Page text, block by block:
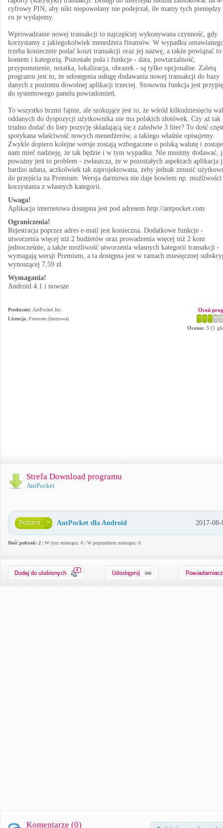
cyfrowy PIN, aby nikt niepowołany nie podejrzał, ile mamy tych pieniędzy
co je wydajemy.
Wprowadzanie nowej transakcji to najczęściej wykonywana czynność, gdy
korzystamy z jakiegokolwiek menedżera finansów. W wypadku
trzeba koniecznie podać koszt transakcji oraz jej nazwę, a także powiązać to
kontem i kategorią. Pozostałe pola i funkcje - data, powtarzalność,
przypomnienie, notatka, lokalizacja, obrazek - są tylko opcjonalne. Zaletą
programu jest to, że udostępnia usługę dodawania nowej transakcji do bazy
danych z poziomu dowolnej aplikacji trzeciej. Stosowna funkcja jest
do systemowego panelu powiadomień.
To wszystko brzmi fajnie, ale szokujące jest to, że wśród kilkudziesięciu
oddanych do dyspozycji użytkownika nie ma polskich złotówek. Czy aż tak
trudno dodać do listy pozycję składającą się z zaledwie 3 liter? To dość
spotykana właściwość nowych menedżerów, a takiego właśnie opisujemy.
Zwykle dopiero kolejne wersje zostają wzbogacone o polską walutę i zostaje
nam mieć nadzieję, że tak będzie i w tym wypadku. Nie musimy dodawać,
poważny jest to problem - zwłaszcza, że w pozostałych aspektach aplikacja
bardzo udana, aczkolwiek tak zaprojektowana, żeby jednak zmusić
do przejścia na Premium. Wersja darmowa nie daje bowiem np. możliwości
korzystania z własnych kategorii.
Uwaga!
Aplikacja internetowa dostępna jest pod adresem http://antpocket.com
Ograniczenia!
Rejestracja poprzez adres e-mail jest konieczna. Dodatkowe funkcje -
utworzenia więcej niż 2 budżetów oraz prowadzenia więcej niż 2 kont
jednocześnie, a także możliwość utworzenia własnych kategorii transakcji -
wymagają wersji Premium, a ta dostępna jest w ramach miesięcznej
wynoszącej 7,59 zł.
Wymagania!
Android 4.1 i nowsze
Producent: AntPocket Inc.
Licencja: Freeware (darmowa)
Oceń
Ocena: 3 (1
Strefa Download programu
AntPocket
AntPocket dla Android 2017-08-
Ilość pobrań: 2 | W tym miesiącu: 0 | W poprzednim miesiącu: 0
0
Komentarze (0)